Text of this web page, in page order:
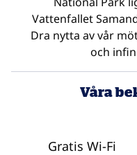
Vattenfallet
Dra nytta av vår
och
Våra
Gratis Wi-Fi